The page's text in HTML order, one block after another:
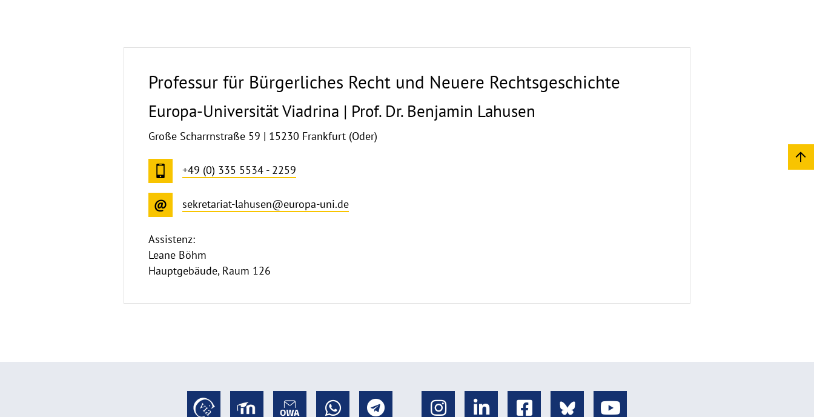
Professur für Bürgerliches Recht und Neuere Rechtsgeschichte
Europa-Universität Viadrina | Prof. Dr. Benjamin Lahusen
Große Scharrnstraße 59 | 15230 Frankfurt (Oder)
+49 (0) 335 5534 - 2259
sekretariat-lahusen@europa-uni.de
Assistenz:
Leane Böhm
Hauptgebäude, Raum 126